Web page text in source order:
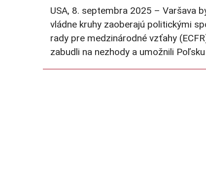
USA, 8. septembra 2025 – Varšava
vládne kruhy zaoberajú politickými
rady pre medzinárodné vzťahy
zabudli na nezhody a umožnili